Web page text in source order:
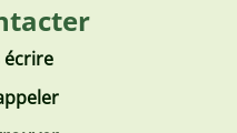
écrire